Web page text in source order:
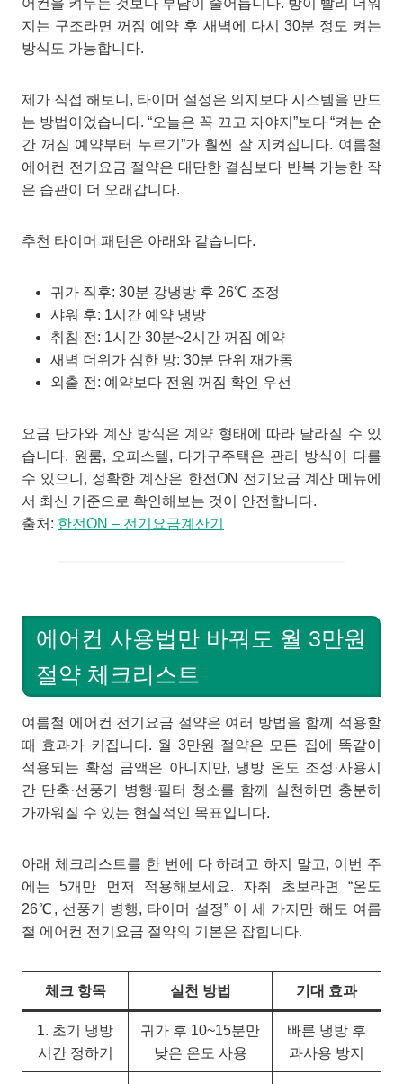
어컨을 켜두는 것보다 부담이 줄어듭니다. 방이 빨리 더워
지는 구조라면 꺼짐 예약 후 새벽에 다시 30분 정도 켜는
방식도 가능합니다.
제가 직접 해보니, 타이머 설정은 의지보다 시스템을 만드
는 방법이었습니다. “오늘은 꼭 끄고 자야지”보다 “켜는 순
간 꺼짐 예약부터 누르기”가 훨씬 잘 지켜집니다. 여름철
에어컨 전기요금 절약은 대단한 결심보다 반복 가능한 작
은 습관이 더 오래갑니다.
추천 타이머 패턴은 아래와 같습니다.
귀가 직후: 30분 강냉방 후 26℃ 조정
샤워 후: 1시간 예약 냉방
취침 전: 1시간 30분~2시간 꺼짐 예약
새벽 더위가 심한 방: 30분 단위 재가동
외출 전: 예약보다 전원 꺼짐 확인 우선
요금 단가와 계산 방식은 계약 형태에 따라 달라질 수 있
습니다. 원룸, 오피스텔, 다가구주택은 관리 방식이 다를
수 있으니, 정확한 계산은 한전ON 전기요금 계산 메뉴에
서 최신 기준으로 확인해보는 것이 안전합니다.
출처: 한전ON – 전기요금계산기
에어컨 사용법만 바꿔도 월 3만원
절약 체크리스트
여름철 에어컨 전기요금 절약은 여러 방법을 함께 적용할
때 효과가 커집니다. 월 3만원 절약은 모든 집에 똑같이
적용되는 확정 금액은 아니지만, 냉방 온도 조정·사용시
간 단축·선풍기 병행·필터 청소를 함께 실천하면 충분히
가까워질 수 있는 현실적인 목표입니다.
아래 체크리스트를 한 번에 다 하려고 하지 말고, 이번 주
에는 5개만 먼저 적용해보세요. 자취 초보라면 “온도
26℃, 선풍기 병행, 타이머 설정” 이 세 가지만 해도 여름
철 에어컨 전기요금 절약의 기본은 잡힙니다.
체크 항목 실천 방법 기대 효과
1. 초기 냉방
시간 정하기
귀가 후 10~15분만
낮은 온도 사용
빠른 냉방 후
과사용 방지